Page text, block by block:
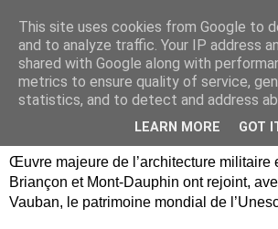
Briançon, Mont-
Vauban Unesco
Œuvre majeure de l’architecture militaire
Briançon et Mont-Dauphin ont rejoint,
Vauban, le patrimoine mondial de
This site uses cookies from Google to
and to analyze traffic. Your IP address
shared with Google along with
metrics to ensure quality of service,
statistics, and to detect and address
LEARN MORE GOT